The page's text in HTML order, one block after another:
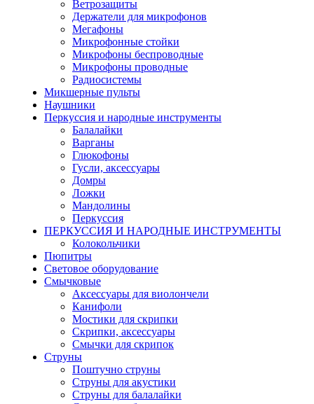
Ветрозащиты
Держатели для микрофонов
Мегафоны
Микрофонные стойки
Микрофоны беспроводные
Микрофоны проводные
Радиосистемы
Микшерные пульты
Наушники
Перкуссия и народные инструменты
Балалайки
Варганы
Глюкофоны
Гусли, аксессуары
Домры
Ложки
Мандолины
Перкуссия
ПЕРКУССИЯ И НАРОДНЫЕ ИНСТРУМЕНТЫ
Колокольчики
Пюпитры
Световое оборудование
Смычковые
Аксессуары для виолончели
Канифоли
Мостики для скрипки
Скрипки, аксессуары
Смычки для скрипок
Струны
Поштучно струны
Струны для акустики
Струны для балалайки